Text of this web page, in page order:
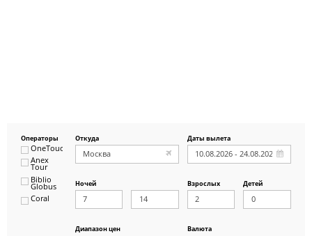
Операторы
OneTouch&Travel
Anex
Tour
Biblio
Globus
Coral
Откуда Даты вылета
Ночей Взрослых Детей
Диапазон цен
Валюта